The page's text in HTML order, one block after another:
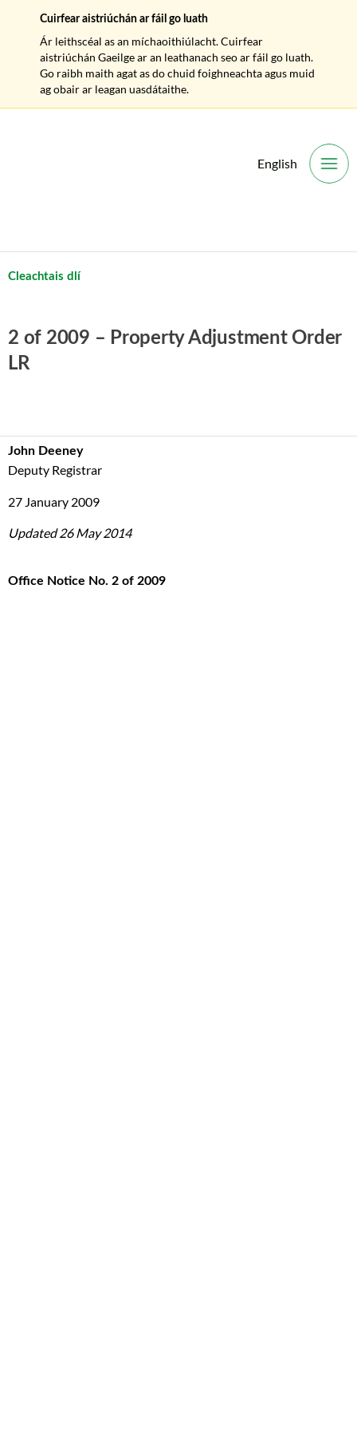
English
Cleachtais dlí
2 of 2009 – Property Adjustment Order
LR
John Deeney
Deputy Registrar
27 January 2009
Updated 26 May 2014
Office Notice No. 2 of 2009
Cuirfear aistriúchán ar fáil go luath
Ár leithscéal as an míchaoithiúlacht. Cuirfear
aistriúchán Gaeilge ar an leathanach seo ar fáil go luath.
Go raibh maith agat as do chuid foighneachta agus muid
ag obair ar leagan uasdátaithe.